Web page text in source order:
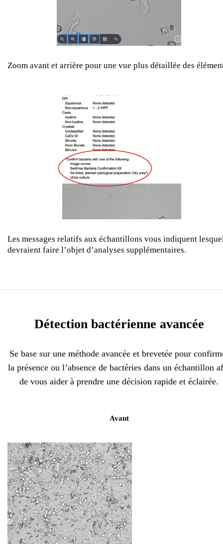
Zoom avant et arrière pour une vue plus détaillée des
Les messages relatifs aux échantillons vous indiquent
devraient faire l’objet d’analyses supplémentaires.
Détection bactérienne avancée
Se base sur une méthode avancée et brevetée pour
la présence ou l’absence de bactéries dans un échantillon
de vous aider à prendre une décision rapide et éclairée.
Avant